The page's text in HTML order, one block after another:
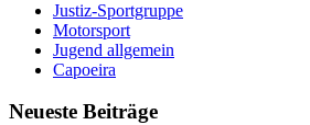
Justiz-Sportgruppe
Motorsport
Jugend allgemein
Capoeira
Neueste Beiträge